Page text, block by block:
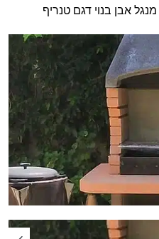
מנגל אבן בנוי דגם טנריף